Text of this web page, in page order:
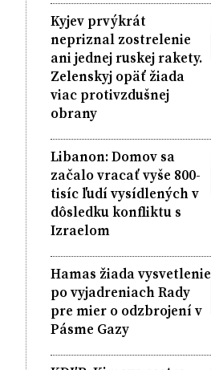
Kyjev prvýkrát
nepriznal zostrelenie
ani jednej ruskej rakety.
Zelenskyj opäť žiada
viac protivzdušnej
obrany
Libanon: Domov sa
začalo vracať vyše 800-
tisíc ľudí vysídlených v
dôsledku konfliktu s
Izraelom
Hamas žiada vysvetlenie
po vyjadreniach Rady
pre mier o odzbrojení v
Pásme Gazy